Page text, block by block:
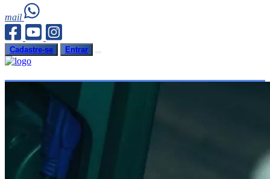
mail
Cadastre-se Entrar